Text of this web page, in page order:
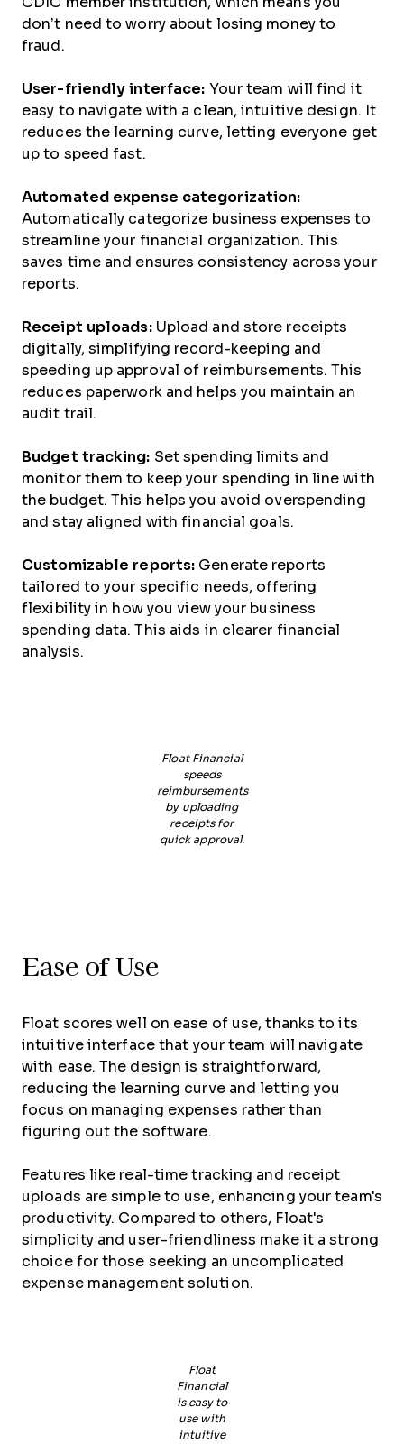
don’t need to worry about losing money to
fraud.
User-friendly interface: Your team will find it
easy to navigate with a clean, intuitive design. It
reduces the learning curve, letting everyone get
up to speed fast.
Automated expense categorization:
Automatically categorize business expenses to
streamline your financial organization. This
saves time and ensures consistency across your
reports.
Receipt uploads:Upload and store receipts
digitally, simplifying record-keeping and
speeding up approval of reimbursements. This
reduces paperwork and helps you maintain an
audit trail.
Budget tracking: Set spending limits and
monitor them to keep your spending in line with
the budget. This helps you avoid overspending
and stay aligned with financial goals.
Customizable reports: Generate reports
tailored to your specific needs, offering
flexibility in how you view your business
spending data. This aids in clearer financial
analysis.
Float Financial
speeds
reimbursements
by uploading
receipts for
quick approval.
Ease of Use
Float scores well on ease of use, thanks to its
intuitive interface that your team will navigate
with ease. The design is straightforward,
reducing the learning curve and letting you
focus on managing expenses rather than
figuring out the software.
Features like real-time tracking and receipt
uploads are simple to use, enhancing your team's
productivity. Compared to others, Float's
simplicity and user-friendliness make it a strong
choice for those seeking an uncomplicated
expense management solution.
Float
Financial
is easy to
use with
intuitive